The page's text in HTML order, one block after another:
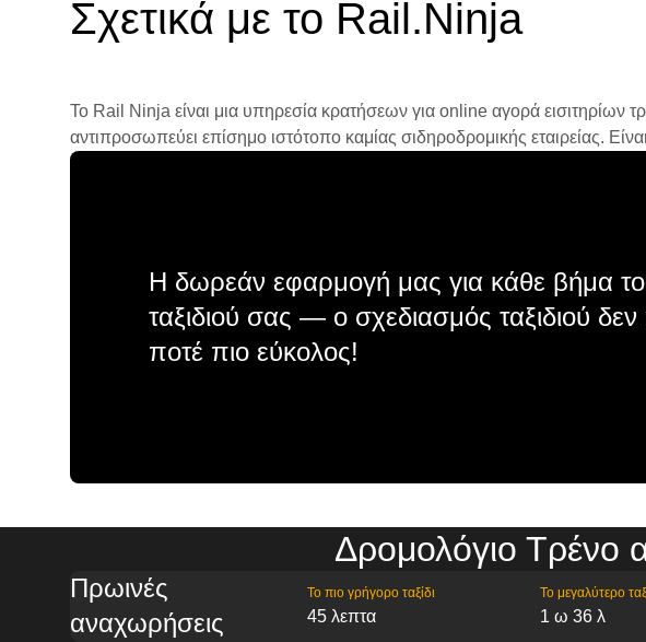
Σχετικά με το Rail.Ninja
Το Rail Ninja είναι μια υπηρεσία κρατήσεων για online αγορά εισιτηρίων
αντιπροσωπεύει επίσημο ιστότοπο καμίας σιδηροδρομικής εταιρείας.
Η δωρεάν εφαρμογή μας για κάθε βήμα
ταξιδιού σας — ο σχεδιασμός ταξιδιού δεν
ποτέ πιο εύκολος!
Δρομολόγιο Τρένο
Πρωινές
αναχωρήσεις
Το πιο γρήγορο ταξίδι
45 λεπτα
Το μεγαλύτερο
1 ω 36 λ